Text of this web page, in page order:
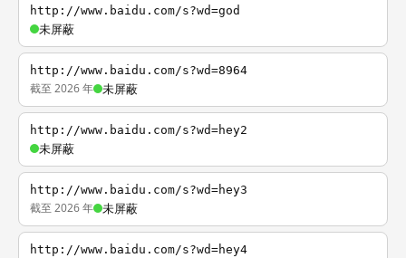
http://www.baidu.com/s?wd=god
未屏蔽
http://www.baidu.com/s?wd=8964
截至 2026 年 未屏蔽
http://www.baidu.com/s?wd=hey2
未屏蔽
http://www.baidu.com/s?wd=hey3
截至 2026 年 未屏蔽
http://www.baidu.com/s?wd=hey4